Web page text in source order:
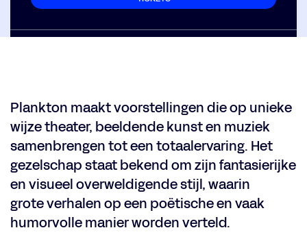
Plankton maakt voorstellingen die op unieke
wijze theater, beeldende kunst en muziek
samenbrengen tot een totaalervaring. Het
gezelschap staat bekend om zijn fantasierijke
en visueel overweldigende stijl, waarin
grote verhalen op een poëtische en vaak
humorvolle manier worden verteld.